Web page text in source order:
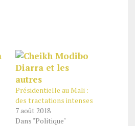
Présidentielle au Mali :
des tractations intenses
7 août 2018
Dans "Politique"